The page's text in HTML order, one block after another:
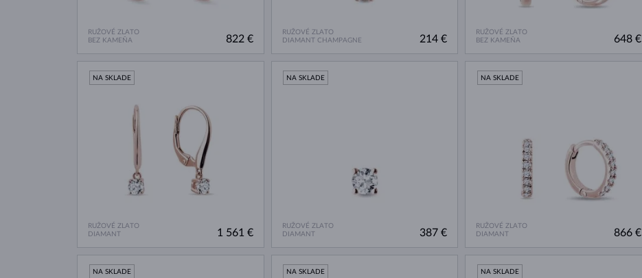
RUŽOVÉ ZLATO
BEZ KAMEŇA
822 €
RUŽOVÉ ZLATO
DIAMANT CHAMPAGNE
214 €
RUŽOVÉ ZLATO
BEZ KAMEŇA
648 €
RUŽOVÉ ZLATO
DIAMANT
NA SKLADE
1 561 €
RUŽOVÉ ZLATO
DIAMANT
NA SKLADE
387 €
RUŽOVÉ ZLATO
DIAMANT
NA SKLADE
866 €
NA SKLADE NA SKLADE NA SKLADE